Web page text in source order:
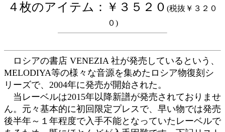
４枚のアイテム：￥３５２０ (税抜￥３２０
０)
ロシアの書店 VENEZIA 社が発売しているという、
MELODIYA等の様々な音源を集めたロシア物復刻シ
リーズで、2004年に発売が開始された。
当レーベルは2015年以降新譜が発売されておりませ
ん。元々基本的に初回限定プレスで、早い物では発売
後半年～１年程度で入手不能となっていたレーベルで